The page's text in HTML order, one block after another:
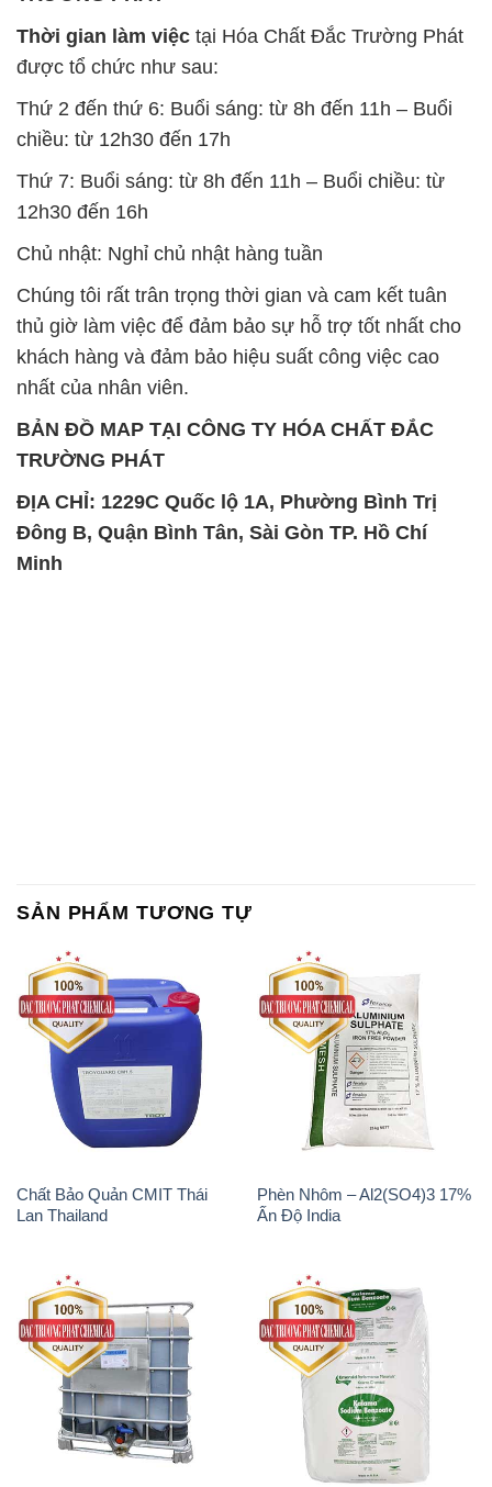
Thời gian làm việc tại Hóa Chất Đắc Trường Phát
được tổ chức như sau:
Thứ 2 đến thứ 6: Buổi sáng: từ 8h đến 11h – Buổi
chiều: từ 12h30 đến 17h
Thứ 7: Buổi sáng: từ 8h đến 11h – Buổi chiều: từ
12h30 đến 16h
Chủ nhật: Nghỉ chủ nhật hàng tuần
Chúng tôi rất trân trọng thời gian và cam kết tuân
thủ giờ làm việc để đảm bảo sự hỗ trợ tốt nhất cho
khách hàng và đảm bảo hiệu suất công việc cao
nhất của nhân viên.
BẢN ĐỒ MAP TẠI CÔNG TY HÓA CHẤT ĐẮC
TRƯỜNG PHÁT
ĐỊA CHỈ: 1229C Quốc lộ 1A, Phường Bình Trị
Đông B, Quận Bình Tân, Sài Gòn TP. Hồ Chí
Minh
SẢN PHẨM TƯƠNG TỰ
Chất Bảo Quản CMIT Thái
Lan Thailand
Phèn Nhôm – Al2(SO4)3 17%
Ấn Độ India